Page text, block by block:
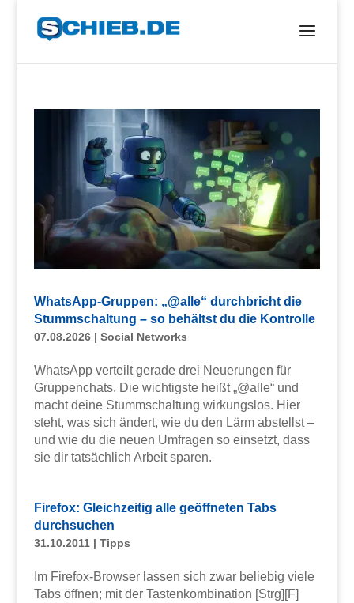
WhatsApp-Gruppen: „@alle“ durchbricht die
Stummschaltung – so behältst du die Kontrolle
07.08.2026| Social Networks
WhatsApp verteilt gerade drei Neuerungen für
Gruppenchats. Die wichtigste heißt „@alle“ und
macht deine Stummschaltung wirkungslos. Hier
steht, was sich ändert, wie du den Lärm abstellst –
und wie du die neuen Umfragen so einsetzt, dass
sie dir tatsächlich Arbeit sparen.
Firefox: Gleichzeitig alle geöffneten Tabs
durchsuchen
31.10.2011| Tipps
Im Firefox-Browser lassen sich zwar beliebig viele
Tabs öffnen; mit der Tastenkombination [Strg][F]